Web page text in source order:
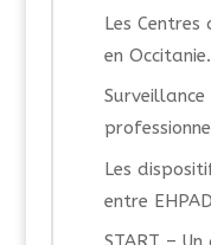
Les Centres
en
Les
entre